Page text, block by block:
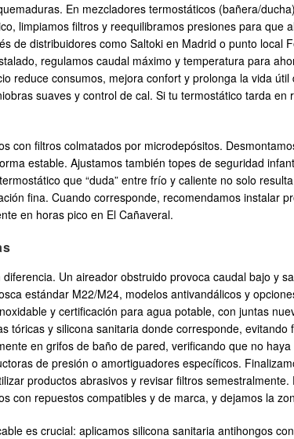
En mezcladores termostáticos (bañera/
limpiamos filtros y reequilibramos presiones para que
de distribuidores como Saltoki en Madrid o punto local
regulamos caudal máximo y temperatura para
reduce consumos, mejora confort y prolonga la vida
suaves y control de cal. Si tu termostático tarda en
con filtros colmatados por microdepósitos.
estable. Ajustamos también topes de seguridad
que “duda” entre frío y caliente no solo
fina. Cuando corresponde, recomendamos instalar
en horas pico en El Cañaveral.
Un aireador obstruido provoca caudal bajo y
estándar M22/M24, modelos antivandálicos y
y certificación para agua potable, con juntas
tóricas y silicona sanitaria donde corresponde,
en grifos de baño de pared, verificando que no
de presión o amortiguadores específicos.
productos abrasivos y revisar filtros
con repuestos compatibles y de marca, y dejamos la
es crucial: aplicamos silicona sanitaria antihongos